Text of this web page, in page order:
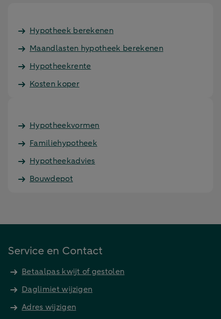
Hypotheek berekenen
Maandlasten hypotheek berekenen
Hypotheekrente
Kosten koper
Hypotheekvormen
Familiehypotheek
Hypotheekadvies
Bouwdepot
Service en Contact
Betaalpas kwijt of gestolen
Daglimiet wijzigen
Adres wijzigen